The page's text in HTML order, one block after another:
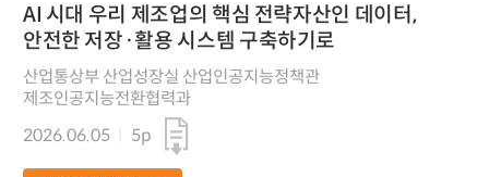
AI 시대 우리 제조업의 핵심 전략자산인 데이터,
안전한 저장·활용 시스템 구축하기로
산업통상부 산업성장실 산업인공지능정책관
제조인공지능전환협력과
2026.06.05
5p